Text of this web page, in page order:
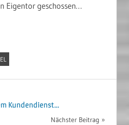
Eigentor geschossen…
Kundendienst…
Nächster Beitrag